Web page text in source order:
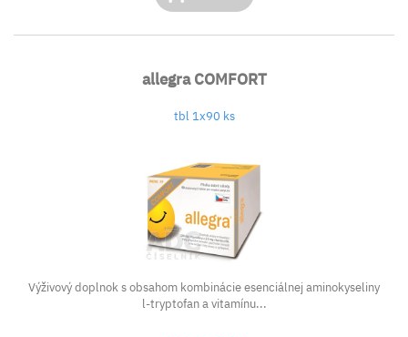
allegra COMFORT
tbl 1x90 ks
Výživový doplnok s obsahom kombinácie esenciálnej aminokyseliny
l-tryptofan a vitamínu...